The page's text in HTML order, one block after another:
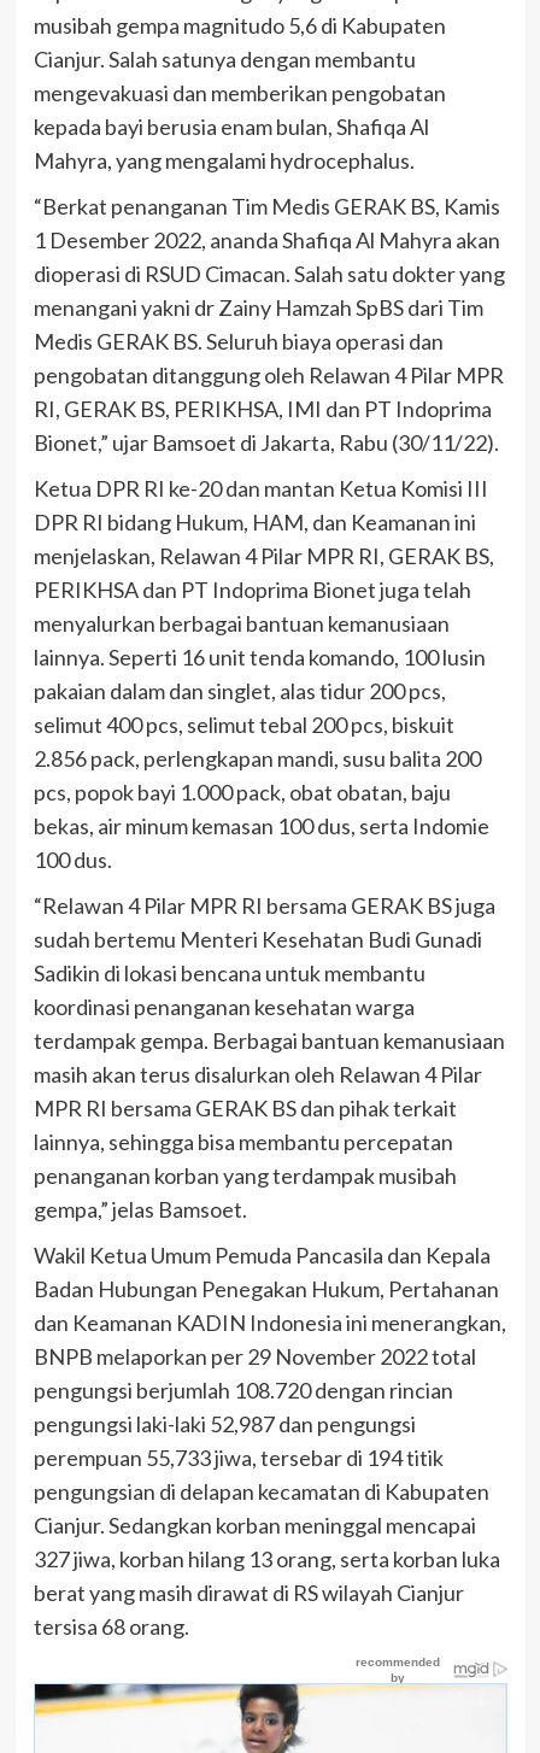
musibah gempa magnitudo 5,6 di Kabupaten
Cianjur. Salah satunya dengan membantu
mengevakuasi dan memberikan pengobatan
kepada bayi berusia enam bulan, Shafiqa Al
Mahyra, yang mengalami hydrocephalus.
“Berkat penanganan Tim Medis GERAK BS, Kamis
1 Desember 2022, ananda Shafiqa Al Mahyra akan
dioperasi di RSUD Cimacan. Salah satu dokter yang
menangani yakni dr Zainy Hamzah SpBS dari Tim
Medis GERAK BS. Seluruh biaya operasi dan
pengobatan ditanggung oleh Relawan 4 Pilar MPR
RI, GERAK BS, PERIKHSA, IMI dan PT Indoprima
Bionet,” ujar Bamsoet di Jakarta, Rabu (30/11/22).
Ketua DPR RI ke-20 dan mantan Ketua Komisi III
DPR RI bidang Hukum, HAM, dan Keamanan ini
menjelaskan, Relawan 4 Pilar MPR RI, GERAK BS,
PERIKHSA dan PT Indoprima Bionet juga telah
menyalurkan berbagai bantuan kemanusiaan
lainnya. Seperti 16 unit tenda komando, 100 lusin
pakaian dalam dan singlet, alas tidur 200 pcs,
selimut 400 pcs, selimut tebal 200 pcs, biskuit
2.856 pack, perlengkapan mandi, susu balita 200
pcs, popok bayi 1.000 pack, obat obatan, baju
bekas, air minum kemasan 100 dus, serta Indomie
100 dus.
“Relawan 4 Pilar MPR RI bersama GERAK BS juga
sudah bertemu Menteri Kesehatan Budi Gunadi
Sadikin di lokasi bencana untuk membantu
koordinasi penanganan kesehatan warga
terdampak gempa. Berbagai bantuan kemanusiaan
masih akan terus disalurkan oleh Relawan 4 Pilar
MPR RI bersama GERAK BS dan pihak terkait
lainnya, sehingga bisa membantu percepatan
penanganan korban yang terdampak musibah
gempa,” jelas Bamsoet.
Wakil Ketua Umum Pemuda Pancasila dan Kepala
Badan Hubungan Penegakan Hukum, Pertahanan
dan Keamanan KADIN Indonesia ini menerangkan,
BNPB melaporkan per 29 November 2022 total
pengungsi berjumlah 108.720 dengan rincian
pengungsi laki-laki 52,987 dan pengungsi
perempuan 55,733 jiwa, tersebar di 194 titik
pengungsian di delapan kecamatan di Kabupaten
Cianjur. Sedangkan korban meninggal mencapai
327 jiwa, korban hilang 13 orang, serta korban luka
berat yang masih dirawat di RS wilayah Cianjur
tersisa 68 orang.